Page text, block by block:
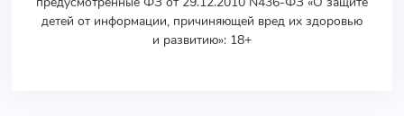
детей от информации, причиняющей вред их здоровью
и развитию»: 18+